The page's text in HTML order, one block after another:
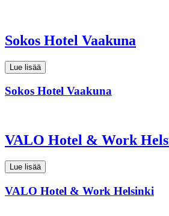
Sokos Hotel Vaakuna
Lue lisää
Sokos Hotel Vaakuna
VALO Hotel & Work
Lue lisää
VALO Hotel & Work Helsinki